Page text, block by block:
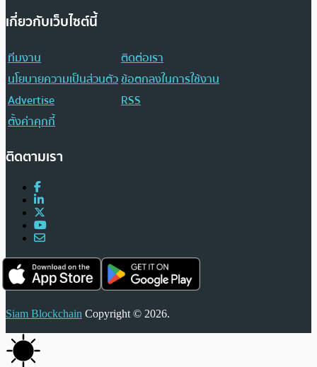
เกี่ยวกับเว็บไซต์นี้
ทีมงาน
ติดต่อเรา
นโยบายความเป็นส่วนตัวข้อตกลงในการใช้งาน
Advertise
RSS
ตั้งค่าคุกกี้
ติดตามเรา
Siam Blockchain Copyright © 2026.